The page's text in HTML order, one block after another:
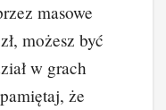
masowe
możesz być
w grach
że